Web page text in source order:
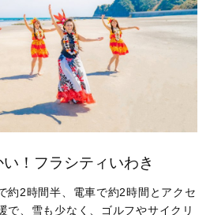
！フラシティいわき
約2時間半、電車で約2時間とアクセ
で、雪も少なく、ゴルフやサイクリ